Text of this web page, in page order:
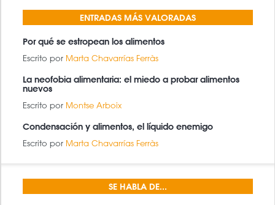
ENTRADAS MÁS VALORADAS
Por qué se estropean los alimentos
Escrito por Marta Chavarrías Ferràs
La neofobia alimentaria: el miedo a probar alimentos
nuevos
Escrito por Montse Arboix
Condensación y alimentos, el líquido enemigo
Escrito por Marta Chavarrías Ferràs
SE HABLA DE...